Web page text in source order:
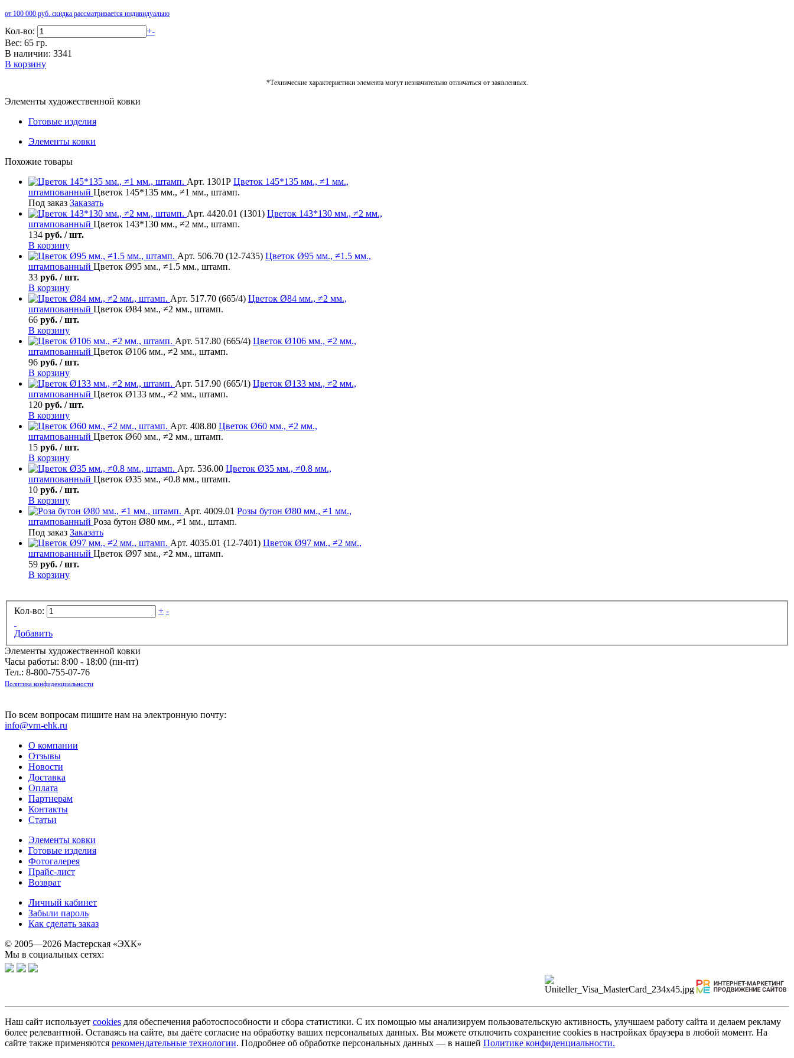
от 100 000 руб. скидка рассматривается индивидуально
Кол-во: +-
Вес: 65 гр.
В наличии: 3341
В корзину
*Технические характеристики элемента могут незначительно отличаться от заявленных.
Элементы художественной ковки
Готовые изделия
Элементы ковки
Похожие товары
Арт. 1301Р Цветок 145*135 мм., ≠1 мм.,
штампованный Цветок 145*135 мм., ≠1 мм., штамп.
Под заказ Заказать
Арт. 4420.01 (1301) Цветок 143*130 мм., ≠2 мм.,
штампованный Цветок 143*130 мм., ≠2 мм., штамп.
134 руб. / шт.
В корзину
Арт. 506.70 (12-7435) Цветок Ø95 мм., ≠1.5 мм.,
штампованный Цветок Ø95 мм., ≠1.5 мм., штамп.
33 руб. / шт.
В корзину
Арт. 517.70 (665/4) Цветок Ø84 мм., ≠2 мм.,
штампованный Цветок Ø84 мм., ≠2 мм., штамп.
66 руб. / шт.
В корзину
Арт. 517.80 (665/4) Цветок Ø106 мм., ≠2 мм.,
штампованный Цветок Ø106 мм., ≠2 мм., штамп.
96 руб. / шт.
В корзину
Арт. 517.90 (665/1) Цветок Ø133 мм., ≠2 мм.,
штампованный Цветок Ø133 мм., ≠2 мм., штамп.
120 руб. / шт.
В корзину
Арт. 408.80 Цветок Ø60 мм., ≠2 мм.,
штампованный Цветок Ø60 мм., ≠2 мм., штамп.
15 руб. / шт.
В корзину
Арт. 536.00 Цветок Ø35 мм., ≠0.8 мм.,
штампованный Цветок Ø35 мм., ≠0.8 мм., штамп.
10 руб. / шт.
В корзину
Арт. 4009.01 Розы бутон Ø80 мм., ≠1 мм.,
штампованный Роза бутон Ø80 мм., ≠1 мм., штамп.
Под заказ Заказать
Арт. 4035.01 (12-7401) Цветок Ø97 мм., ≠2 мм.,
штампованный Цветок Ø97 мм., ≠2 мм., штамп.
59 руб. / шт.
В корзину
Кол-во: + -
Добавить
Элементы художественной ковки
Часы работы: 8:00 - 18:00 (пн-пт)
Тел.: 8-800-755-07-76
Политика конфиденциальности
По всем вопросам пишите нам на электронную почту:
info@vrn-ehk.ru
О компании
Отзывы
Новости
Доставка
Оплата
Партнерам
Контакты
Статьи
Элементы ковки
Готовые изделия
Фотогалерея
Прайс-лист
Возврат
Личный кабинет
Забыли пароль
Как сделать заказ
© 2005—2026 Мастерская «ЭХК»
Мы в социальных сетях:
Наш сайт использует cookies для обеспечения работоспособности и сбора статистики. С их помощью мы анализируем пользовательскую активность, улучшаем работу сайта и делаем рекламу
более релевантной. Оставаясь на сайте, вы даёте согласие на обработку ваших персональных данных. Вы можете отключить сохранение cookies в настройках браузера в любой момент. На
сайте также применяются рекомендательные технологии. Подробнее об обработке персональных данных — в нашей Политике конфиденциальности.